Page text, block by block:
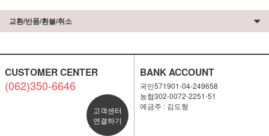
교환/반품/환불/취소
CUSTOMER CENTER
(062)350-6646
고객센터
연결하기
BANK ACCOUNT
국민571901-04-249658
농협302-0072-2251-51
예금주 : 김도형